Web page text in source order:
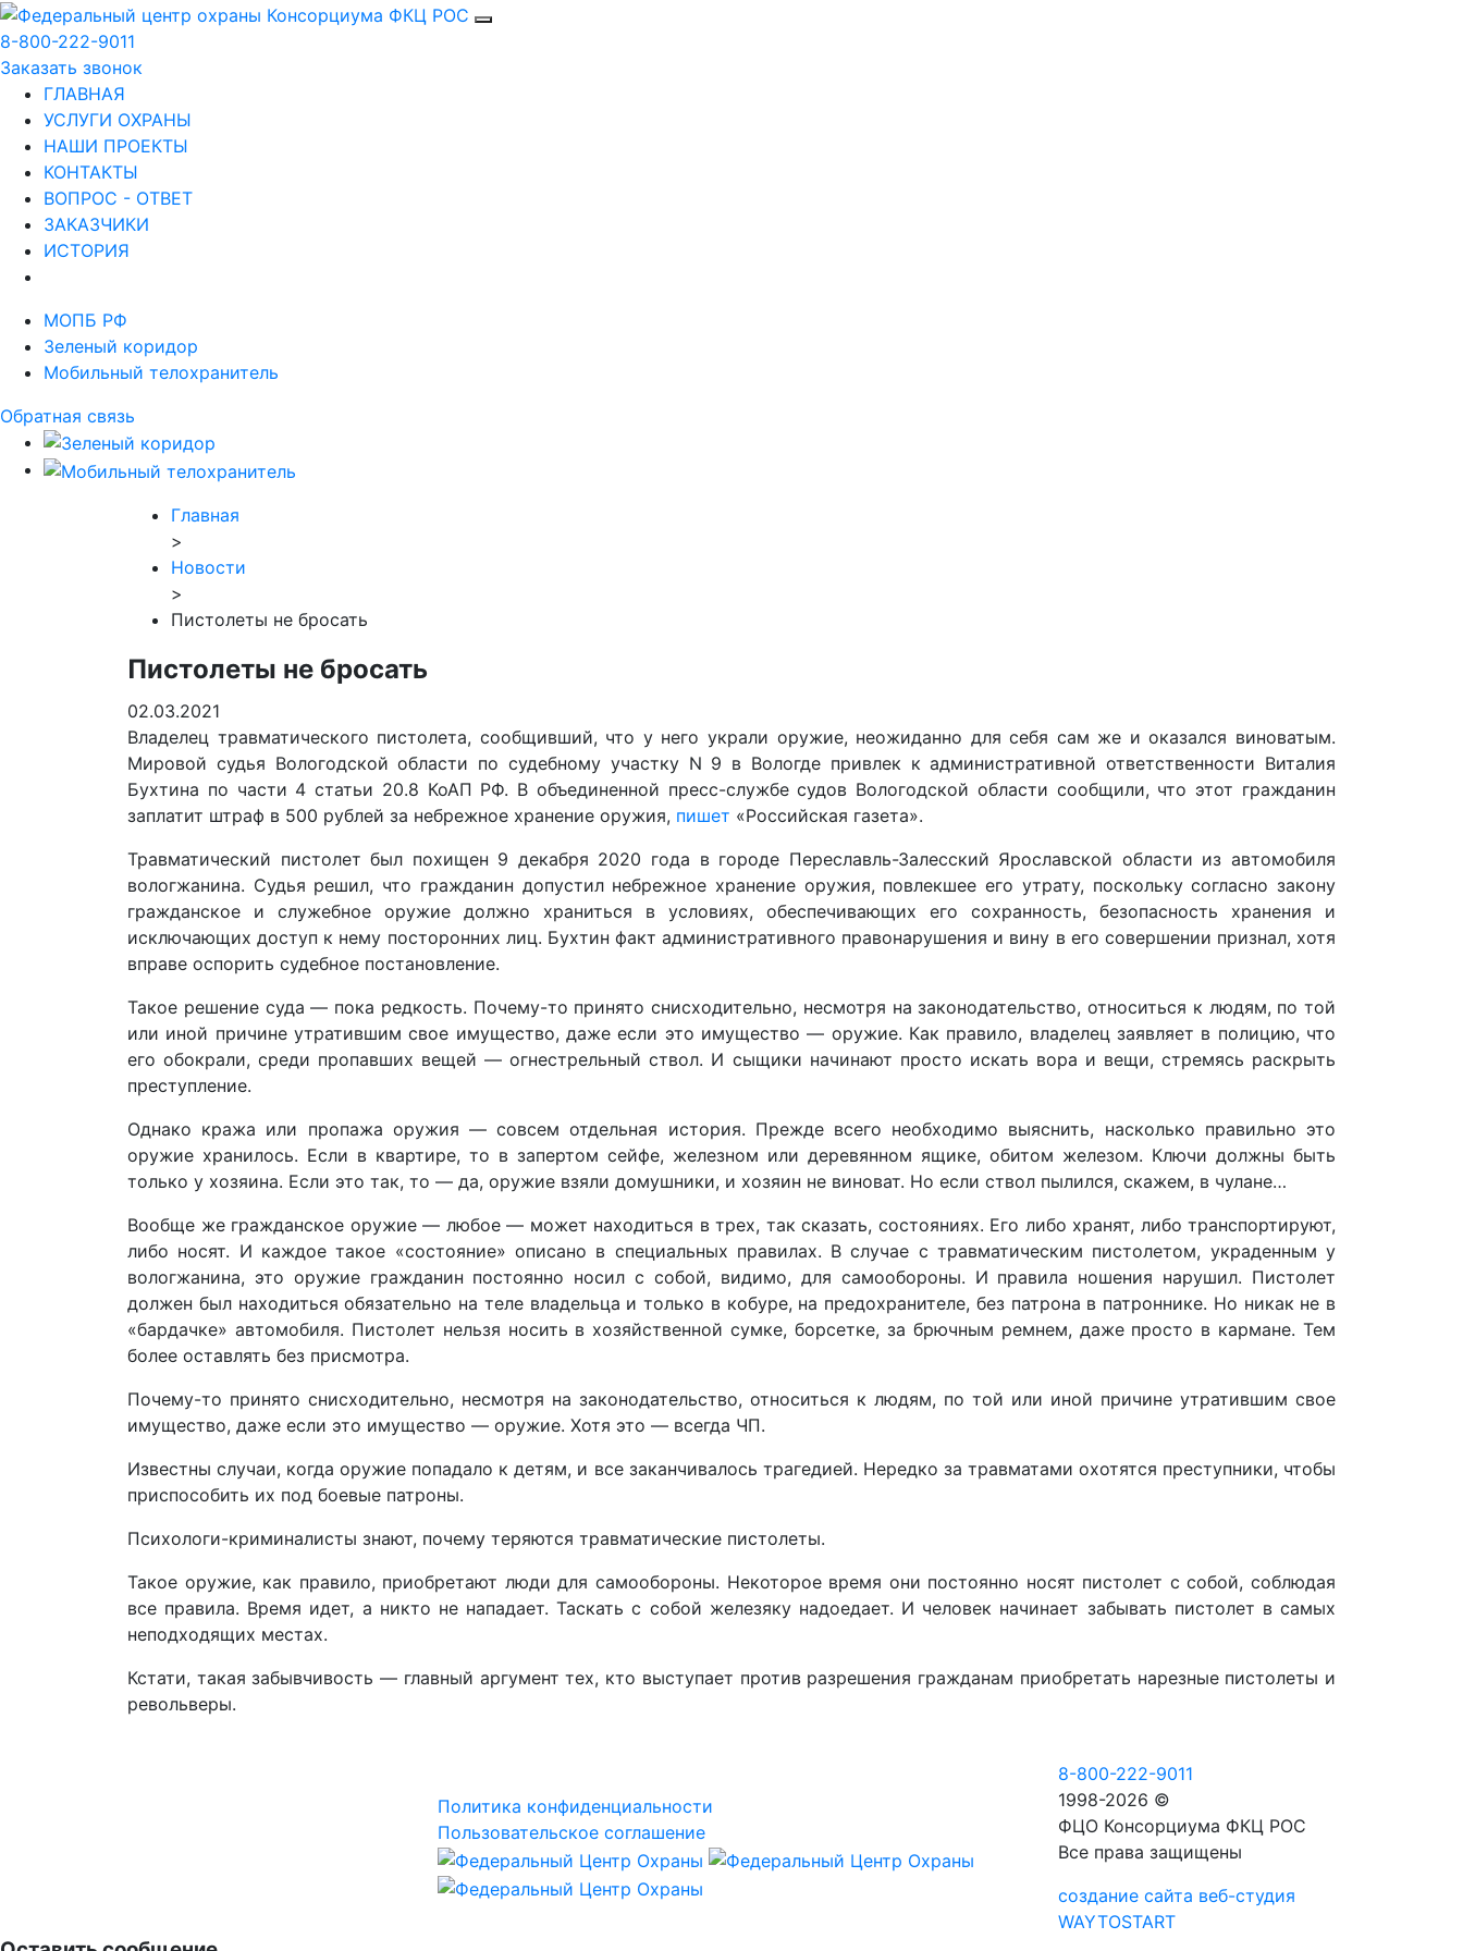
8-800-222-9011
Заказать звонок
ГЛАВНАЯ
УСЛУГИ ОХРАНЫ
НАШИ ПРОЕКТЫ
КОНТАКТЫ
ВОПРОС - ОТВЕТ
ЗАКАЗЧИКИ
ИСТОРИЯ
МОПБ РФ
Зеленый коридор
Мобильный телохранитель
Обратная связь
Главная
>
Новости
>
Пистолеты не бросать
Пистолеты не бросать
02.03.2021
Владелец травматического пистолета, сообщивший, что у него украли оружие, неожиданно для себя сам же и оказался виноватым.
Мировой судья Вологодской области по судебному участку N 9 в Вологде привлек к административной ответственности Виталия
Бухтина по части 4 статьи 20.8 КоАП РФ. В объединенной пресс-службе судов Вологодской области сообщили, что этот гражданин
заплатит штраф в 500 рублей за небрежное хранение оружия, пишет «Российская газета».
Травматический пистолет был похищен 9 декабря 2020 года в городе Переславль-Залесский Ярославской области из автомобиля
вологжанина. Судья решил, что гражданин допустил небрежное хранение оружия, повлекшее его утрату, поскольку согласно закону
гражданское и служебное оружие должно храниться в условиях, обеспечивающих его сохранность, безопасность хранения и
исключающих доступ к нему посторонних лиц. Бухтин факт административного правонарушения и вину в его совершении признал, хотя
вправе оспорить судебное постановление.
Такое решение суда — пока редкость. Почему-то принято снисходительно, несмотря на законодательство, относиться к людям, по той
или иной причине утратившим свое имущество, даже если это имущество — оружие. Как правило, владелец заявляет в полицию, что
его обокрали, среди пропавших вещей — огнестрельный ствол. И сыщики начинают просто искать вора и вещи, стремясь раскрыть
преступление.
Однако кража или пропажа оружия — совсем отдельная история. Прежде всего необходимо выяснить, насколько правильно это
оружие хранилось. Если в квартире, то в запертом сейфе, железном или деревянном ящике, обитом железом. Ключи должны быть
только у хозяина. Если это так, то — да, оружие взяли домушники, и хозяин не виноват. Но если ствол пылился, скажем, в чулане…
Вообще же гражданское оружие — любое — может находиться в трех, так сказать, состояниях. Его либо хранят, либо транспортируют,
либо носят. И каждое такое «состояние» описано в специальных правилах. В случае с травматическим пистолетом, украденным у
вологжанина, это оружие гражданин постоянно носил с собой, видимо, для самообороны. И правила ношения нарушил. Пистолет
должен был находиться обязательно на теле владельца и только в кобуре, на предохранителе, без патрона в патроннике. Но никак не в
«бардачке» автомобиля. Пистолет нельзя носить в хозяйственной сумке, борсетке, за брючным ремнем, даже просто в кармане. Тем
более оставлять без присмотра.
Почему-то принято снисходительно, несмотря на законодательство, относиться к людям, по той или иной причине утратившим свое
имущество, даже если это имущество — оружие. Хотя это — всегда ЧП.
Известны случаи, когда оружие попадало к детям, и все заканчивалось трагедией. Нередко за травматами охотятся преступники, чтобы
приспособить их под боевые патроны.
Психологи-криминалисты знают, почему теряются травматические пистолеты.
Такое оружие, как правило, приобретают люди для самообороны. Некоторое время они постоянно носят пистолет с собой, соблюдая
все правила. Время идет, а никто не нападает. Таскать с собой железяку надоедает. И человек начинает забывать пистолет в самых
неподходящих местах.
Кстати, такая забывчивость — главный аргумент тех, кто выступает против разрешения гражданам приобретать нарезные пистолеты и
револьверы.
Политика конфиденциальности
Пользовательское соглашение
8-800-222-9011
1998-2026 ©
ФЦО Консорциума ФКЦ РОС
Все права защищены
создание сайта веб-студия
WAYTOSTART